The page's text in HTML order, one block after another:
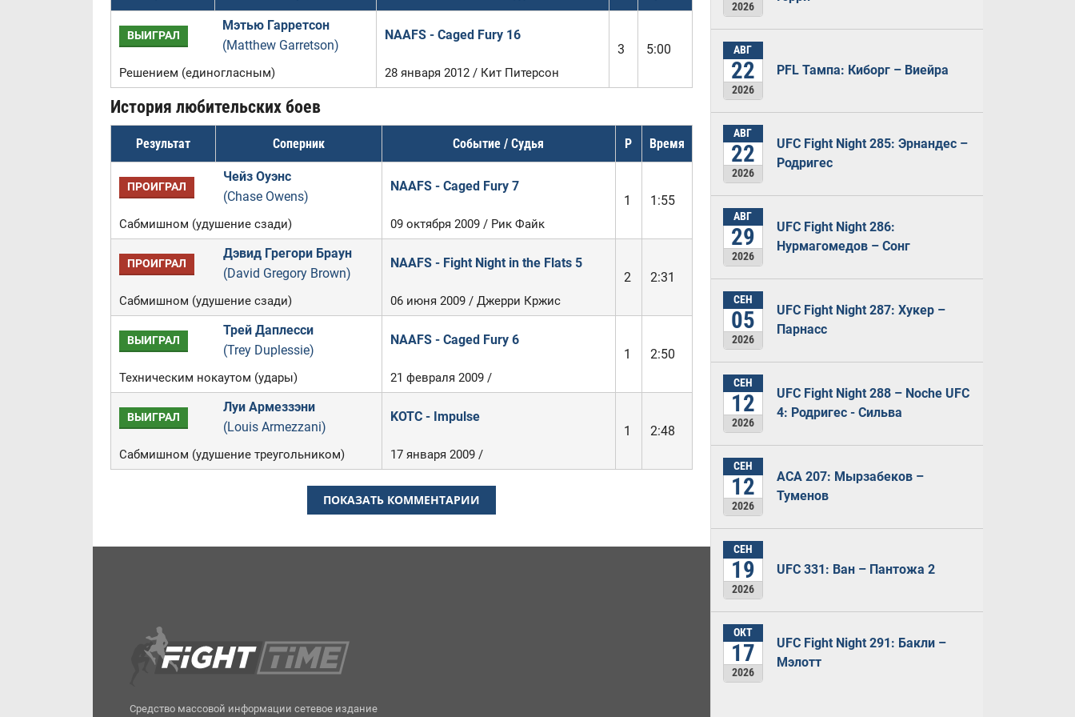
ВЫИГРАЛ
Мэтью Гарретсон
(Matthew Garretson)
NAAFS - Caged Fury 16
3
5:00
Решением (единогласным) 28 января 2012 / Кит Питерсон
История любительских боев
Результат Соперник Событие / Судья Р Время
ПРОИГРАЛ
Чейз Оуэнс
(Chase Owens)
NAAFS - Caged Fury 7
1
1:55
Сабмишном (удушение сзади) 09 октября 2009 / Рик Файк
ПРОИГРАЛ
Дэвид Грегори Браун
(David Gregory Brown)
NAAFS - Fight Night in the Flats 5
2
2:31
Сабмишном (удушение сзади) 06 июня 2009 / Джерри Кржис
ВЫИГРАЛ
Трей Даплесси
(Trey Duplessie)
NAAFS - Caged Fury 6
1
2:50
Техническим нокаутом (удары) 21 февраля 2009 /
ВЫИГРАЛ
Луи Армеззэни
(Louis Armezzani)
KOTC - Impulse
1
2:48
Сабмишном (удушение треугольником) 17 января 2009 /
ПОКАЗАТЬ КОММЕНТАРИИ
2026
АВГ
22
2026
PFL Тампа: Киборг – Виейра
АВГ
22
2026
UFC Fight Night 285: Эрнандес –
Родригес
АВГ
29
2026
UFC Fight Night 286:
Нурмагомедов – Сонг
СЕН
05
2026
UFC Fight Night 287: Хукер –
Парнасс
СЕН
12
2026
UFC Fight Night 288 – Noche UFC
4: Родригес - Сильва
СЕН
12
2026
ACA 207: Мырзабеков –
Туменов
СЕН
19
2026
UFC 331: Ван – Пантожа 2
ОКТ
17
2026
UFC Fight Night 291: Бакли –
Мэлотт
Средство массовой информации сетевое издание